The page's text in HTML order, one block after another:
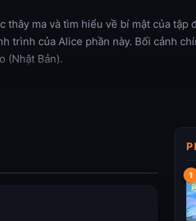
ma và tìm hiểu về bí mật của tập
trình của Alice phần này. Bối cảnh
(Nhật Bản).